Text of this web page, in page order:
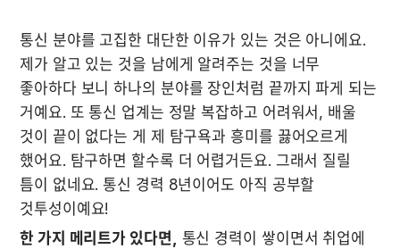
통신 분야를 고집한 대단한 이유가 있는 것은 아니에요.
제가 알고 있는 것을 남에게 알려주는 것을 너무
좋아하다 보니 하나의 분야를 장인처럼 끝까지 파게 되는
거예요. 또 통신 업계는 정말 복잡하고 어려워서, 배울
것이 끝이 없다는 게 제 탐구욕과 흥미를 끓어오르게
했어요. 탐구하면 할수록 더 어렵거든요. 그래서 질릴
틈이 없네요. 통신 경력 8년이어도 아직 공부할
것투성이예요!
한 가지 메리트가 있다면,
통신 경력이 쌓이면서 취업에